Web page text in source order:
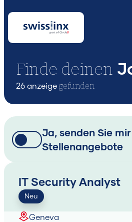
du?
Finde deinen
26 anzeige gefunden
Ja, senden Sie
Stellenangebote
Neu
IT Security Analyst
Geneva